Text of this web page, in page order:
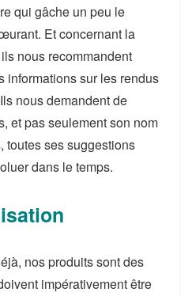
qui gâche un peu le
Et concernant la
nous recommandent
informations sur les rendus
nous demandent de
et pas seulement son nom
toutes ses suggestions
dans le temps.
nos produits sont des
impérativement être